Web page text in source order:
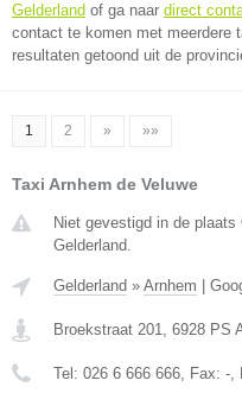
Gelderland of ga naar direct
contact te komen met meerdere
resultaten getoond uit de
1 2 » »»
Taxi Arnhem de Veluwe
Niet gevestigd in de
Gelderland.
Gelderland » Arnhem
Broekstraat 201, 6928 PS
Tel: 026 6 666 666, Fax: -,